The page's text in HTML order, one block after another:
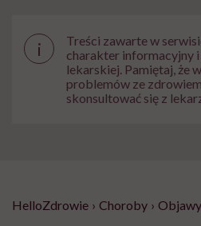
i
Treści zawarte w
charakter informacyjny
lekarskiej. Pamiętaj, że
problemów ze
skonsultować się z
HelloZdrowie › Choroby › Objawy